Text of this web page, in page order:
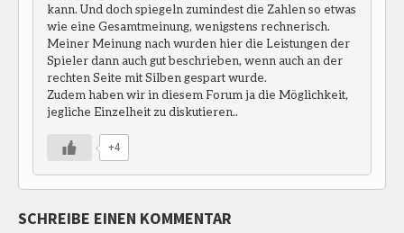
kann. Und doch spiegeln zumindest die Zahlen so etwas
wie eine Gesamtmeinung, wenigstens rechnerisch.
Meiner Meinung nach wurden hier die Leistungen der
Spieler dann auch gut beschrieben, wenn auch an der
rechten Seite mit Silben gespart wurde.
Zudem haben wir in diesem Forum ja die Möglichkeit,
jegliche Einzelheit zu diskutieren..
+4
SCHREIBE EINEN KOMMENTAR